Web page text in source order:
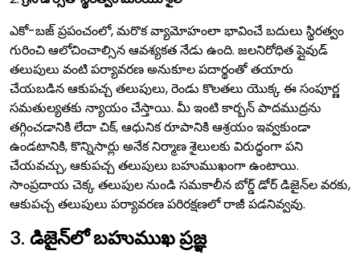
ఎకో-బజ్ ప్రపంచంలో, మరొక వ్యామోహంలా భావించే బదులు స్థిరత్వం
గురించి ఆలోచించాల్సిన ఆవశ్యకత నేడు ఉంది. జలనిరోధిత ప్లైవుడ్
తలుపులు వంటి పర్యావరణ అనుకూల పదార్థంతో తయారు
చేయబడిన ఆకుపచ్చ తలుపులు, రెండు కొలతలు యొక్క ఈ సంపూర్ణ
సమతుల్యతకు న్యాయం చేస్తాయి. మీ ఇంటి కార్బన్ పాదముద్రను
తగ్గించడానికి లేదా చిక్, ఆధునిక రూపానికి ఆశ్రయం ఇవ్వకుండా
ఉండటానికి, కొన్నిసార్లు అనేక నిర్మాణ శైలులకు విరుద్ధంగా పని
చేయవచ్చు, ఆకుపచ్చ తలుపులు బహుముఖంగా ఉంటాయి.
సాంప్రదాయ చెక్క తలుపుల నుండి సమకాలీన బోర్డ్ డోర్ డిజైన్‌ల వరకు,
ఆకుపచ్చ తలుపులు పర్యావరణ పరిరక్షణలో రాజీ పడనివ్వవు.
3. డిజైన్‌లో బహుముఖ ప్రజ్ఞ